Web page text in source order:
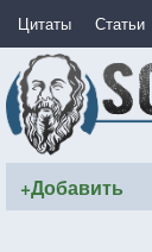
Цитаты Статьи
+Добавить